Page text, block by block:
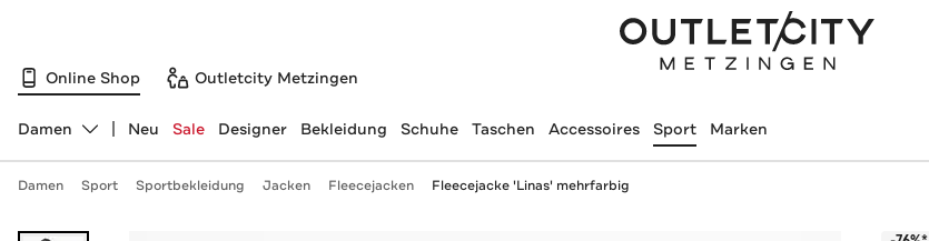
Online Shop Outletcity Metzingen
Abteilung ändern, ausgewählt:
Damen Neu Sale Designer Bekleidung Schuhe Taschen Accessoires Sport Marken
Damen Sport Sportbekleidung Jacken Fleecejacken Fleecejacke 'Linas' mehrfarbig